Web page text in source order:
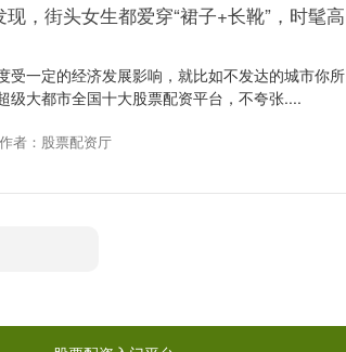
，街头女生都爱穿“裙子+长靴”，时髦高
受一定的经济发展影响，就比如不发达的城市你所
级大都市全国十大股票配资平台，不夸张....
作者：股票配资厅